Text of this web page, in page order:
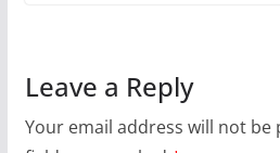
Leave a Reply
Your email address will not be